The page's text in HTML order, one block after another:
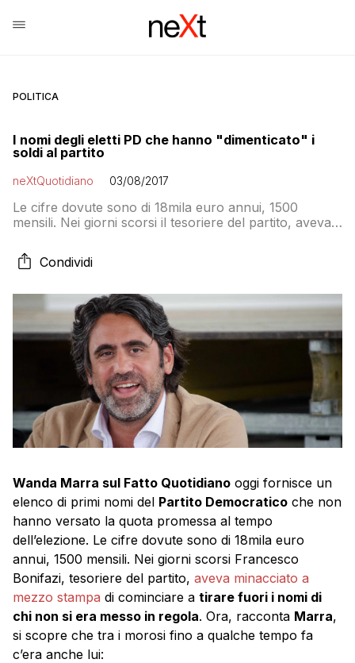
POLITICA
I nomi degli eletti PD che hanno "dimenticato" i
soldi al partito
neXtQuotidiano 03/08/2017
Le cifre dovute sono di 18mila euro annui, 1500
mensili. Nei giorni scorsi il tesoriere del partito, aveva
i nomi di chi non si era messo in regola
Condividi
Wanda Marra sul Fatto Quotidiano oggi fornisce un
elenco di primi nomi del Partito Democratico che non
hanno versato la quota promessa al tempo
dell’elezione. Le cifre dovute sono di 18mila euro
annui, 1500 mensili. Nei giorni scorsi Francesco
Bonifazi, tesoriere del partito, aveva minacciato a
mezzo stampa di cominciare a tirare fuori i nomi di
chi non si era messo in regola. Ora, racconta Marra,
si scopre che tra i morosi fino a qualche tempo fa
c’era anche lui: